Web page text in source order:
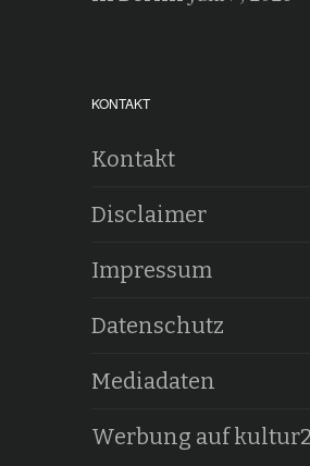
KONTAKT
Kontakt
Disclaimer
Impressum
Datenschutz
Mediadaten
Werbung auf